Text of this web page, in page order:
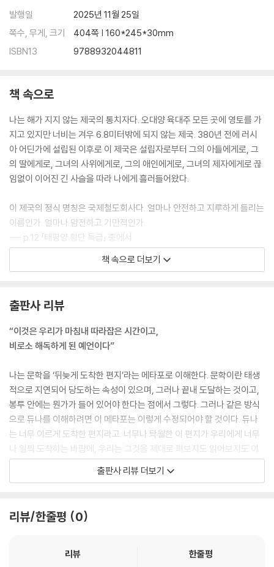
발행일
2025년 11월 25일
쪽수, 무게, 크기
404쪽 | 160*245*30mm
ISBN13
9788932044811
책 속으로
나는 해가 지지 않는 제국의 통치자다. 오대양 육대주 모든 곳에 영토를 가
지고 있지만 너비는 겨우 6.8미터밖에 되지 않는 제국. 380년 전에 러시
아 어딘가에 설립된 이후로 이 제국은 설립자로부터 그의 아들에게로, 그
의 딸에게로, 그녀의 사위에게로, 그의 애인에게로, 그녀의 제자에게로 끊
임없이 이어진 긴 사슬을 따라 나에게 흘러들어왔다.
이 제국의 정식 명칭은 국제철도회사다. 얼마나 안전하고 지루하게 들리는
이름인가. 얼마나 얌전하고 기만적인가.
--- p.12 「태평양 횡단 특급」 중에서
문제는 트린이 자신의 감정이 어떤 것인지 완벽하게 이해하고 있고 그걸
감정을 조절하면서 거기서 발생하는 미묘한 변화로 쾌감을 느끼는 것, 그
게 걔들이 생각하는 연애라는 거야.
--- p.125 「첼로」 중에서
내가 꼭두각시라고? 그렇다면 도대체 누가 나를 조종한단 말인가? 정신
조종 팀의 다른 조종사들 중 하나일까? 그 정도라면 관리자가 나를 제가 가
능 대상까지 몰고 갔을 이유가 없다. 그렇다면 다른 누군가?
머리가 멍해졌다. 나는 지금까지 정신 조종 팀이 전 세계에 단 하나밖에 없
다고 생각하고 있었다. 하지만 과연 그랬을까? 우리의 정보 보안이 그 정도
로 완벽했을까? 만약 보안이 완벽했다고 하더라도 우리만 정신 조종기를
가지고 있으라는 법은 없다. 우리가 정신 조종기를 만들었다면 다른 누군
가라도 만들 수 있다는 뜻이니까. 내가 모르는 사이에 세상은 정신 조종의
--- pp. 248-249 「꼭두각시들」 중에서
책 속으로 더보기
출판사 리뷰
“이것은 우리가 마침내 따라잡은 시간이고,
비로소 해독하게 된 예언이다”
나는 문학을 ‘뒤늦게 도착한 편지’라는 메타포로 이해한다. 문학이란 태생
적으로 지연되어 당도하는 속성이 있으며, 그러나 끝내 도달하는 것이고,
봉투 안에는 뭔가가 들어 있어야 한다는 점에서 그렇다. 그러나 같은 방식
으로 듀나를 이해하려면 이 메타포는 이렇게 수정되어야 할 것이다. 듀나
는 너무 이르게 도착한 편지라고. 너무나 탁월한 이 편지가 우리에게 너무
나 일찍 도착하는 바람에, 우리는 그것을 제대로 펴보지도 읽어보지도 이
해하지도 못했다. - 문지혁 발문, 「너무 일찍 도착한 편지」에서
점, 사회 비판적 성격과 젠더 의식, 판타지와 미스터리, 호러와 로맨스를
다. 『태평양 횡단 특급』은 이 모든 것을 담고 있는 듀나의 대표작으로 일컬
출판사 리뷰 더보기
리뷰/한줄평 0
리뷰
한줄평